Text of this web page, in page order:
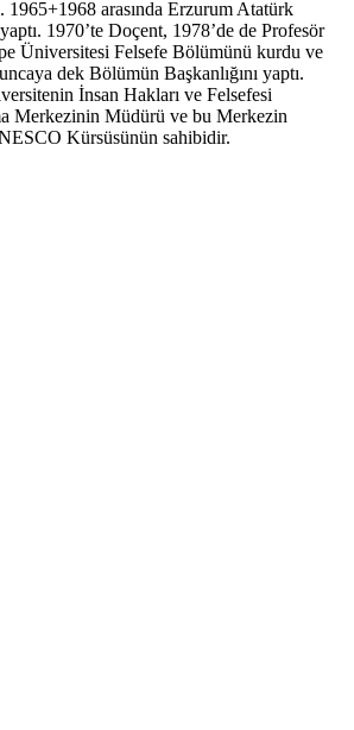
1965+1968 arasında Erzurum Atatürk
1970’te Doçent, 1978’de de Profesör
Üniversitesi Felsefe Bölümünü kurdu ve
dek Bölümün Başkanlığını yaptı.
İnsan Hakları ve Felsefesi
Merkezinin Müdürü ve bu Merkezin
Kürsüsünün sahibidir.